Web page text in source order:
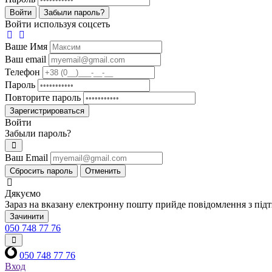
Войти Забыли пароль?
Войти используя соцсеть
Ваше Имя
Ваш email
Телефон
Пароль
Повторите пароль
Зарегистрироваться
Войти
Забыли пароль?
Ваш Email
Сбросить пароль Отменить
Дякуємо
Зараз на вказану електронну пошту прийде повідомлення з
Зачинити
050 748 77 76
050 748 77 76
Вход